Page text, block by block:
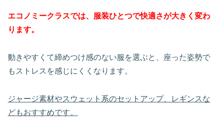
エコノミークラスでは、服装ひとつで快適さが大きく変わ
ります。
動きやすくて締めつけ感のない服を選ぶと、座った姿勢で
もストレスを感じにくくなります。
ジャージ素材やスウェット系のセットアップ、レギンスな
どもおすすめです。